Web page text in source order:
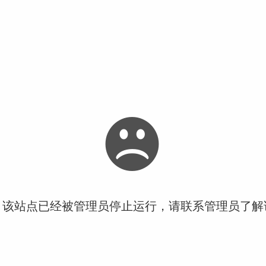
站点已经被管理员停止运行，请联系管理员了